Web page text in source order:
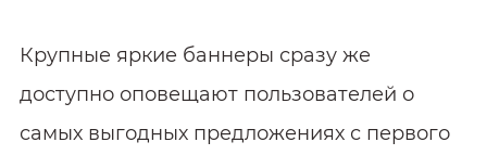
Крупные яркие баннеры сразу же
доступно оповещают пользователей о
самых выгодных предложениях с первого